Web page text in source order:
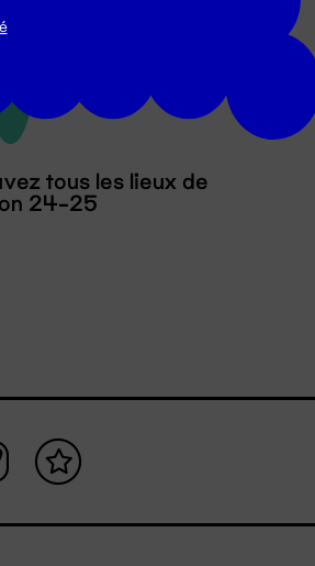
tous les lieux de
24-25